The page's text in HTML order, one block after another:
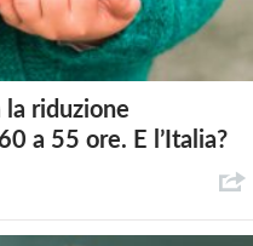
la riduzione
a 55 ore. E l’Italia?